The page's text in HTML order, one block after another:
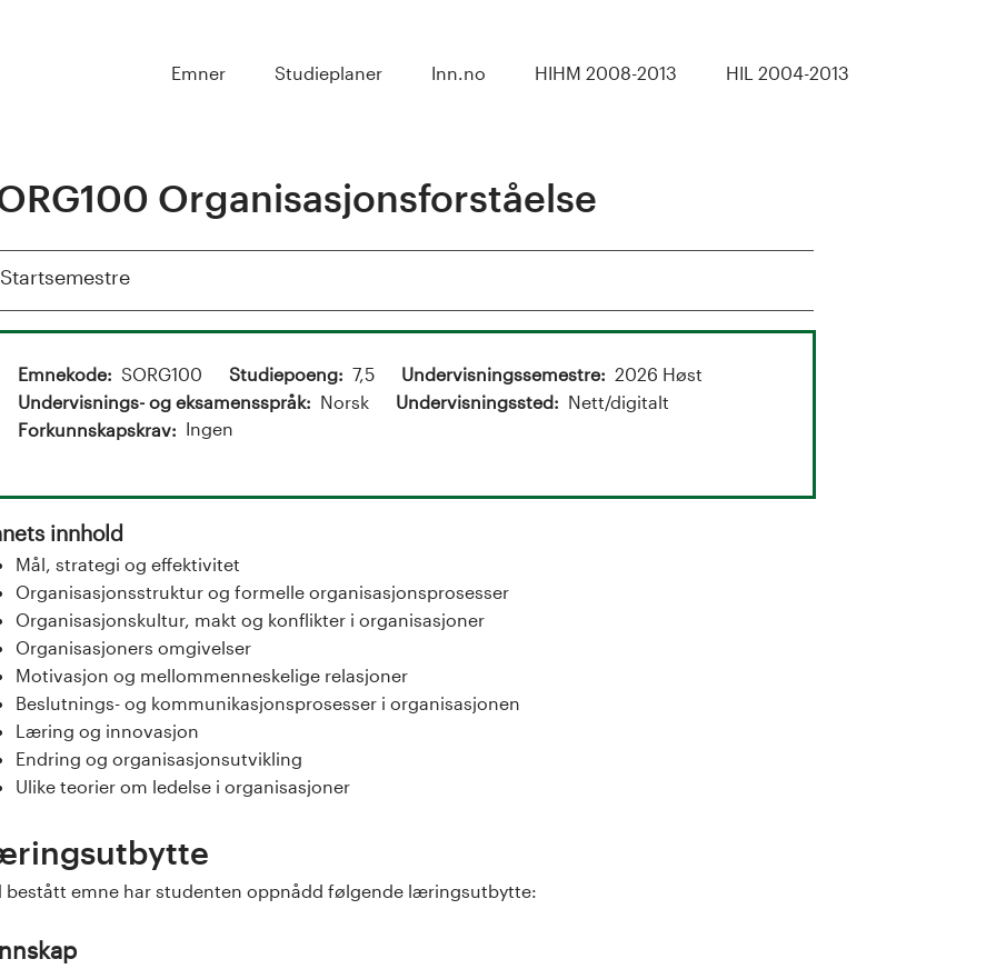
Emner Studieplaner Inn.no HIHM 2008-2013 HIL 2004-2013
Organisasjonsforståelse
Vis
Startsemestre
Emnekode SORG100 Studiepoeng 7,5 Undervisningssemestre
2026 Høst
Undervisnings- og eksamensspråk
Norsk Undervisningssted
Nett/digitalt
Forkunnskapskrav
Ingen
innhold
Mål, strategi og effektivitet
Organisasjonsstruktur og formelle organisasjonsprosesser
Organisasjonskultur, makt og konflikter i organisasjoner
Organisasjoners omgivelser
Motivasjon og mellommenneskelige relasjoner
Beslutnings- og kommunikasjonsprosesser i organisasjonen
Læring og innovasjon
Endring og organisasjonsutvikling
Ulike teorier om ledelse i organisasjoner
bestått emne har studenten oppnådd følgende læringsutbytte: